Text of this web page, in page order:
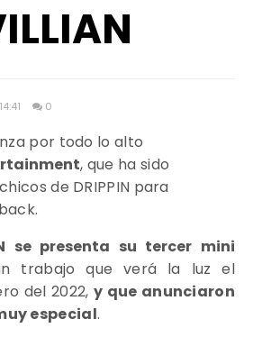
14:41 0
por todo lo alto
, que ha sido
de DRIPPIN para
se presenta su tercer mini
trabajo que verá la luz el
del 2022, y que anunciaron
especial.